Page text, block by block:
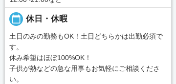
calendar_today 休日・休暇
土日のみの勤務もOK！土日どちらかは出勤必須で
す。
休み希望はほぼ100%OK！
子供が熱などの急な用事もお気軽にご相談くださ
い。